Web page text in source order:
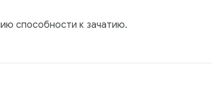
способности к зачатию.